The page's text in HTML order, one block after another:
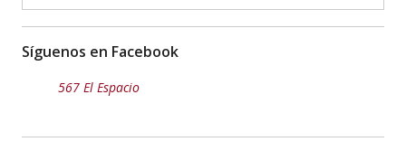
Síguenos en Facebook
567 El Espacio